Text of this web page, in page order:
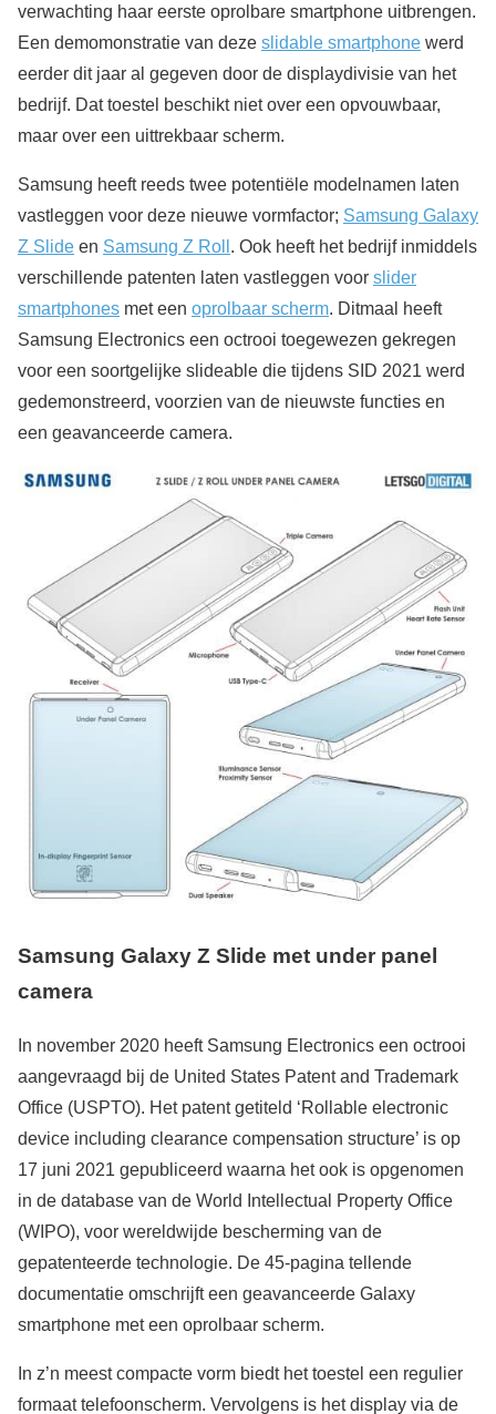
verwachting haar eerste oprolbare smartphone uitbrengen.
Een demomonstratie van deze slidable smartphone werd
eerder dit jaar al gegeven door de displaydivisie van het
bedrijf. Dat toestel beschikt niet over een opvouwbaar,
maar over een uittrekbaar scherm.
Samsung heeft reeds twee potentiële modelnamen laten
vastleggen voor deze nieuwe vormfactor; Samsung Galaxy
Z Slide en Samsung Z Roll . Ook heeft het bedrijf inmiddels
verschillende patenten laten vastleggen voor slider
smartphones met een oprolbaar scherm. Ditmaal heeft
Samsung Electronics een octrooi toegewezen gekregen
voor een soortgelijke slideable die tijdens SID 2021 werd
gedemonstreerd, voorzien van de nieuwste functies en
een geavanceerde camera.
Samsung Galaxy Z Slide met under panel
camera
In november 2020 heeft Samsung Electronics een octrooi
aangevraagd bij de United States Patent and Trademark
Office (USPTO). Het patent getiteld ‘Rollable electronic
device including clearance compensation structure’ is op
17 juni 2021 gepubliceerd waarna het ook is opgenomen
in de database van de World Intellectual Property Office
(WIPO), voor wereldwijde bescherming van de
gepatenteerde technologie. De 45-pagina tellende
documentatie omschrijft een geavanceerde Galaxy
smartphone met een oprolbaar scherm.
In z’n meest compacte vorm biedt het toestel een regulier
formaat telefoonscherm. Vervolgens is het display via de